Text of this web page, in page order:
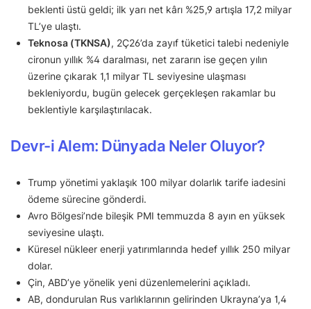
beklenti üstü geldi; ilk yarı net kârı %25,9 artışla 17,2 milyar
TL’ye ulaştı.
Teknosa (TKNSA), 2Ç26’da zayıf tüketici talebi nedeniyle
cironun yıllık %4 daralması, net zararın ise geçen yılın
üzerine çıkarak 1,1 milyar TL seviyesine ulaşması
bekleniyordu, bugün gelecek gerçekleşen rakamlar bu
beklentiyle karşılaştırılacak.
Devr-i Alem: Dünyada Neler Oluyor?
Trump yönetimi yaklaşık 100 milyar dolarlık tarife iadesini
ödeme sürecine gönderdi.
Avro Bölgesi’nde bileşik PMI temmuzda 8 ayın en yüksek
seviyesine ulaştı.
Küresel nükleer enerji yatırımlarında hedef yıllık 250 milyar
dolar.
Çin, ABD’ye yönelik yeni düzenlemelerini açıkladı.
AB, dondurulan Rus varlıklarının gelirinden Ukrayna’ya 1,4